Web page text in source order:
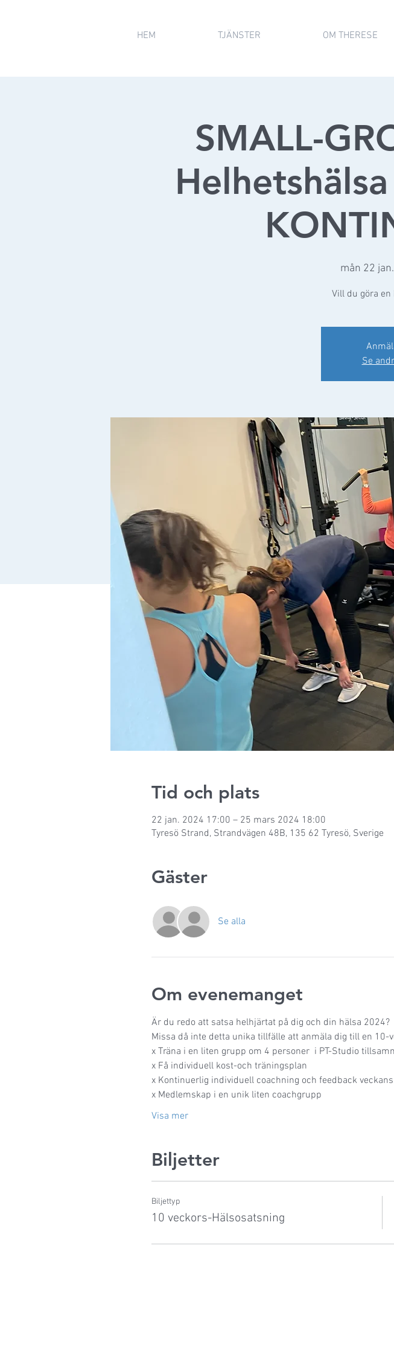
HEM
TJÄNSTER OM THERESE
SMALL-
Helhetshälsa
mån 22 jan.
Vill du göra
Se
Tid och plats
22 jan. 2024 17:00 – 25 mars 2024 18:00
Tyresö Strand, Strandvägen 48B, 135 62 Tyresö, Sverige
Gäster
Se alla
Om evenemanget
Är du redo att satsa helhjärtat på dig och din hälsa 2024?
Missa då inte detta unika tillfälle att anmäla dig till en
x Träna i en liten grupp om 4 personer  i PT-Studio
x Få individuell kost-och träningsplan
x Kontinuerlig individuell coachning och feedback veckans
x Medlemskap i en unik liten coachgrupp
Visa mer
Biljetter
Biljettyp
10 veckors-Hälsosatsning